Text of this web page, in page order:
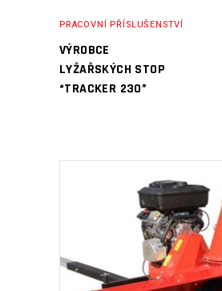
PRACOVNÍ PŘÍSLUŠENSTVÍ
VÝROBCE
LYŽAŘSKÝCH STOP
“TRACKER 230”
PŘIDAT DO KOŠÍKU